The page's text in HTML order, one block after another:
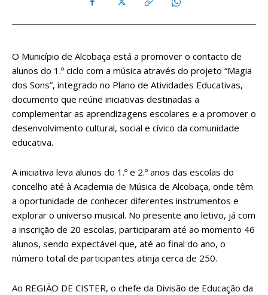
O Município de Alcobaça está a promover o contacto de
alunos do 1.º ciclo com a música através do projeto “Magia
dos Sons”, integrado no Plano de Atividades Educativas,
documento que reúne iniciativas destinadas a
complementar as aprendizagens escolares e a promover o
desenvolvimento cultural, social e cívico da comunidade
educativa.
A iniciativa leva alunos do 1.º e 2.º anos das escolas do
concelho até à Academia de Música de Alcobaça, onde têm
a oportunidade de conhecer diferentes instrumentos e
explorar o universo musical. No presente ano letivo, já com
a inscrição de 20 escolas, participaram até ao momento 46
alunos, sendo expectável que, até ao final do ano, o
número total de participantes atinja cerca de 250.
Ao REGIÃO DE CISTER, o chefe da Divisão de Educação da